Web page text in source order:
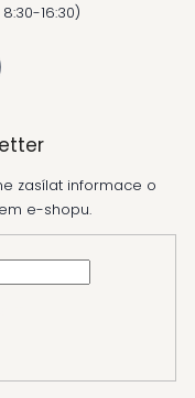
16:30)
zasílat informace o
e-shopu.